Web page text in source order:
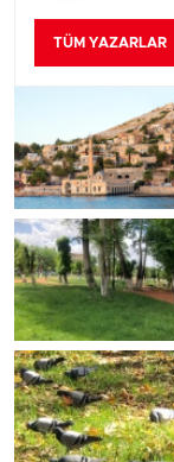
TÜM YAZARLAR